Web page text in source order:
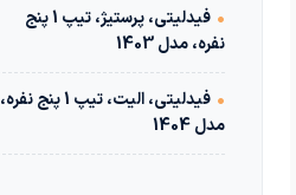
•
فیدلیتی، پرستیژ، تیپ 1 پنج
نفره، مدل 1403
•
فیدلیتی، الیت، تیپ 1 پنج نفره،
مدل 1404